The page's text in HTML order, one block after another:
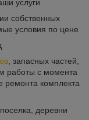
услуги
собственных
условия по цене
, запасных частей,
работы с момента
ремонта комплекта
деревни